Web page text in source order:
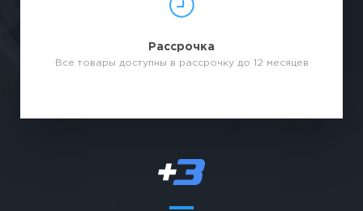
Рассрочка
Все товары доступны в рассрочку до 12 месяцев